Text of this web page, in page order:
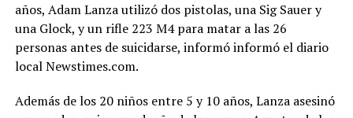
años, Adam Lanza utilizó dos pistolas, una Sig Sauer y
una Glock, y un rifle 223 M4 para matar a las 26
personas antes de suicidarse, informó informó el diario
local Newstimes.com.
Además de los 20 niños entre 5 y 10 años, Lanza asesinó